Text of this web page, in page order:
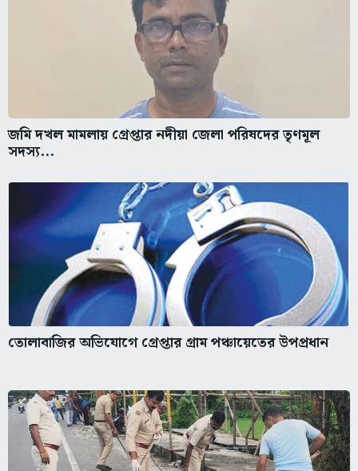
জমি দখল মামলায় গ্রেপ্তার নদীয়া জেলা পরিষদের তৃণমূল
সদস্য...
তোলাবাজির অভিযোগে গ্রেপ্তার গ্রাম পঞ্চায়েতের উপপ্রধান